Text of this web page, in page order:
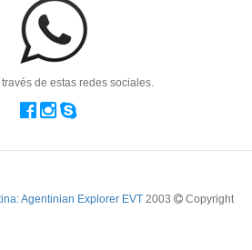
de estas redes sociales.
Agentinian Explorer EVT 2003 Copyright